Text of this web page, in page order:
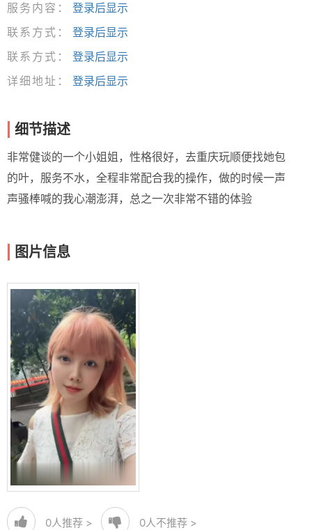
服务内容：
登录后显示
联系方式：
登录后显示
联系方式：
登录后显示
详细地址：
登录后显示
细节描述
非常健谈的一个小姐姐，性格很好，去重庆玩顺便找她包
的叶，服务不水，全程非常配合我的操作，做的时候一声
声骚棒喊的我心潮澎湃，总之一次非常不错的体验
图片信息
0人推荐 > 0人不推荐 >